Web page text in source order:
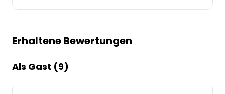
Fotoinspiration
Tipps & Inspiration
Stories
Erhaltene Bewertungen
Als Gast (9)